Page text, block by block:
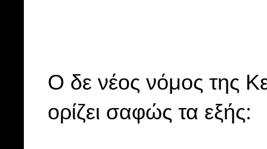
Ο δε νέος νόμος της
ορίζει σαφώς τα εξής: